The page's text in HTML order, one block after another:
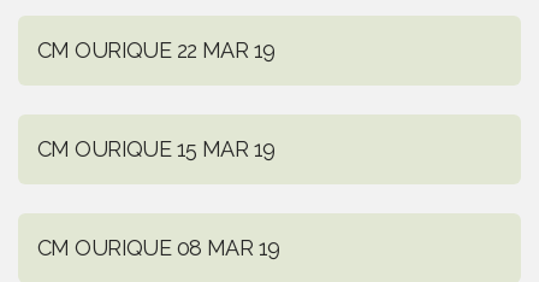
CM OURIQUE 22 MAR 19
CM OURIQUE 15 MAR 19
CM OURIQUE 08 MAR 19